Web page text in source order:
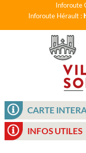
Inforoute
Inforoute Hérault :
CARTE
INFOS UTILES